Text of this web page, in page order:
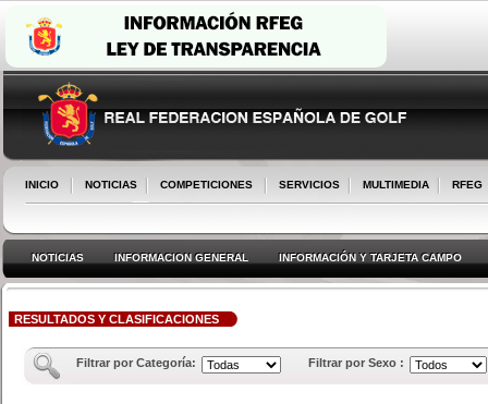
INICIO NOTICIAS COMPETICIONES SERVICIOS MULTIMEDIA RFEG
NOTICIAS INFORMACION GENERAL INFORMACIÓN Y TARJETA CAMPO
RESULTADOS Y CLASIFICACIONES
Filtrar por Categoría: Filtrar por Sexo :